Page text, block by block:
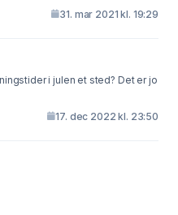
31. mar 2021 kl. 19:29
i julen et sted? Det er jo
17. dec 2022 kl. 23:50